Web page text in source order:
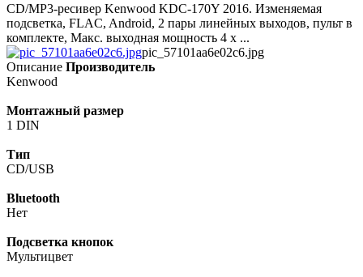
CD/MP3-ресивер Kenwood KDC-170Y 2016. Изменяемая
подсветка, FLAC, Android, 2 пары линейных выходов, пульт в
комплекте, Макс. выходная мощность 4 x ...
pic_57101aa6e02c6.jpg
Описание Производитель
Kenwood
Монтажный размер
1 DIN
Тип
CD/USB
Bluetooth
Нет
Подсветка кнопок
Мультицвет